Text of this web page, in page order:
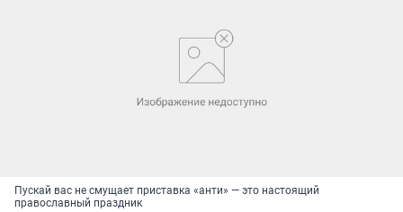
Пускай вас не смущает приставка «анти» — это настоящий
православный праздник